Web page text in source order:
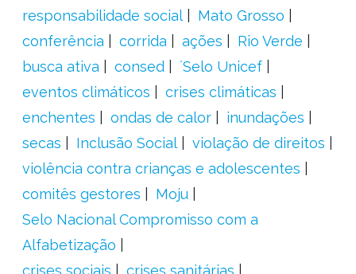
responsabilidade social
Mato Grosso
conferência
corrida ações
Rio Verde
busca ativa
consed
´Selo Unicef
eventos climáticos
crises climáticas
enchentes
ondas de calor
inundações
secas
Inclusão Social
violação de direitos
violência contra crianças e adolescentes
comitês gestores
Moju
Selo Nacional Compromisso com a
Alfabetização
crises sociais
crises sanitárias